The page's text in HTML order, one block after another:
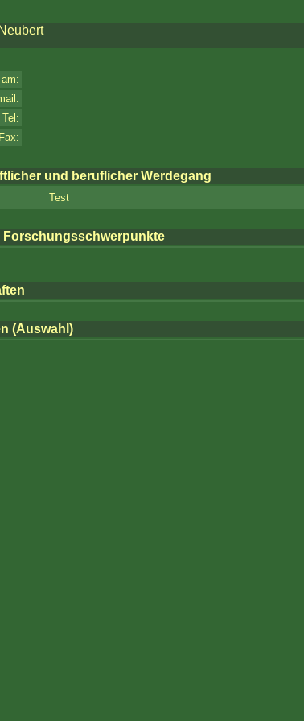
Tel:
Fax:
und beruflicher Werdegang
Test
Forschungsschwerpunkte
(Auswahl)